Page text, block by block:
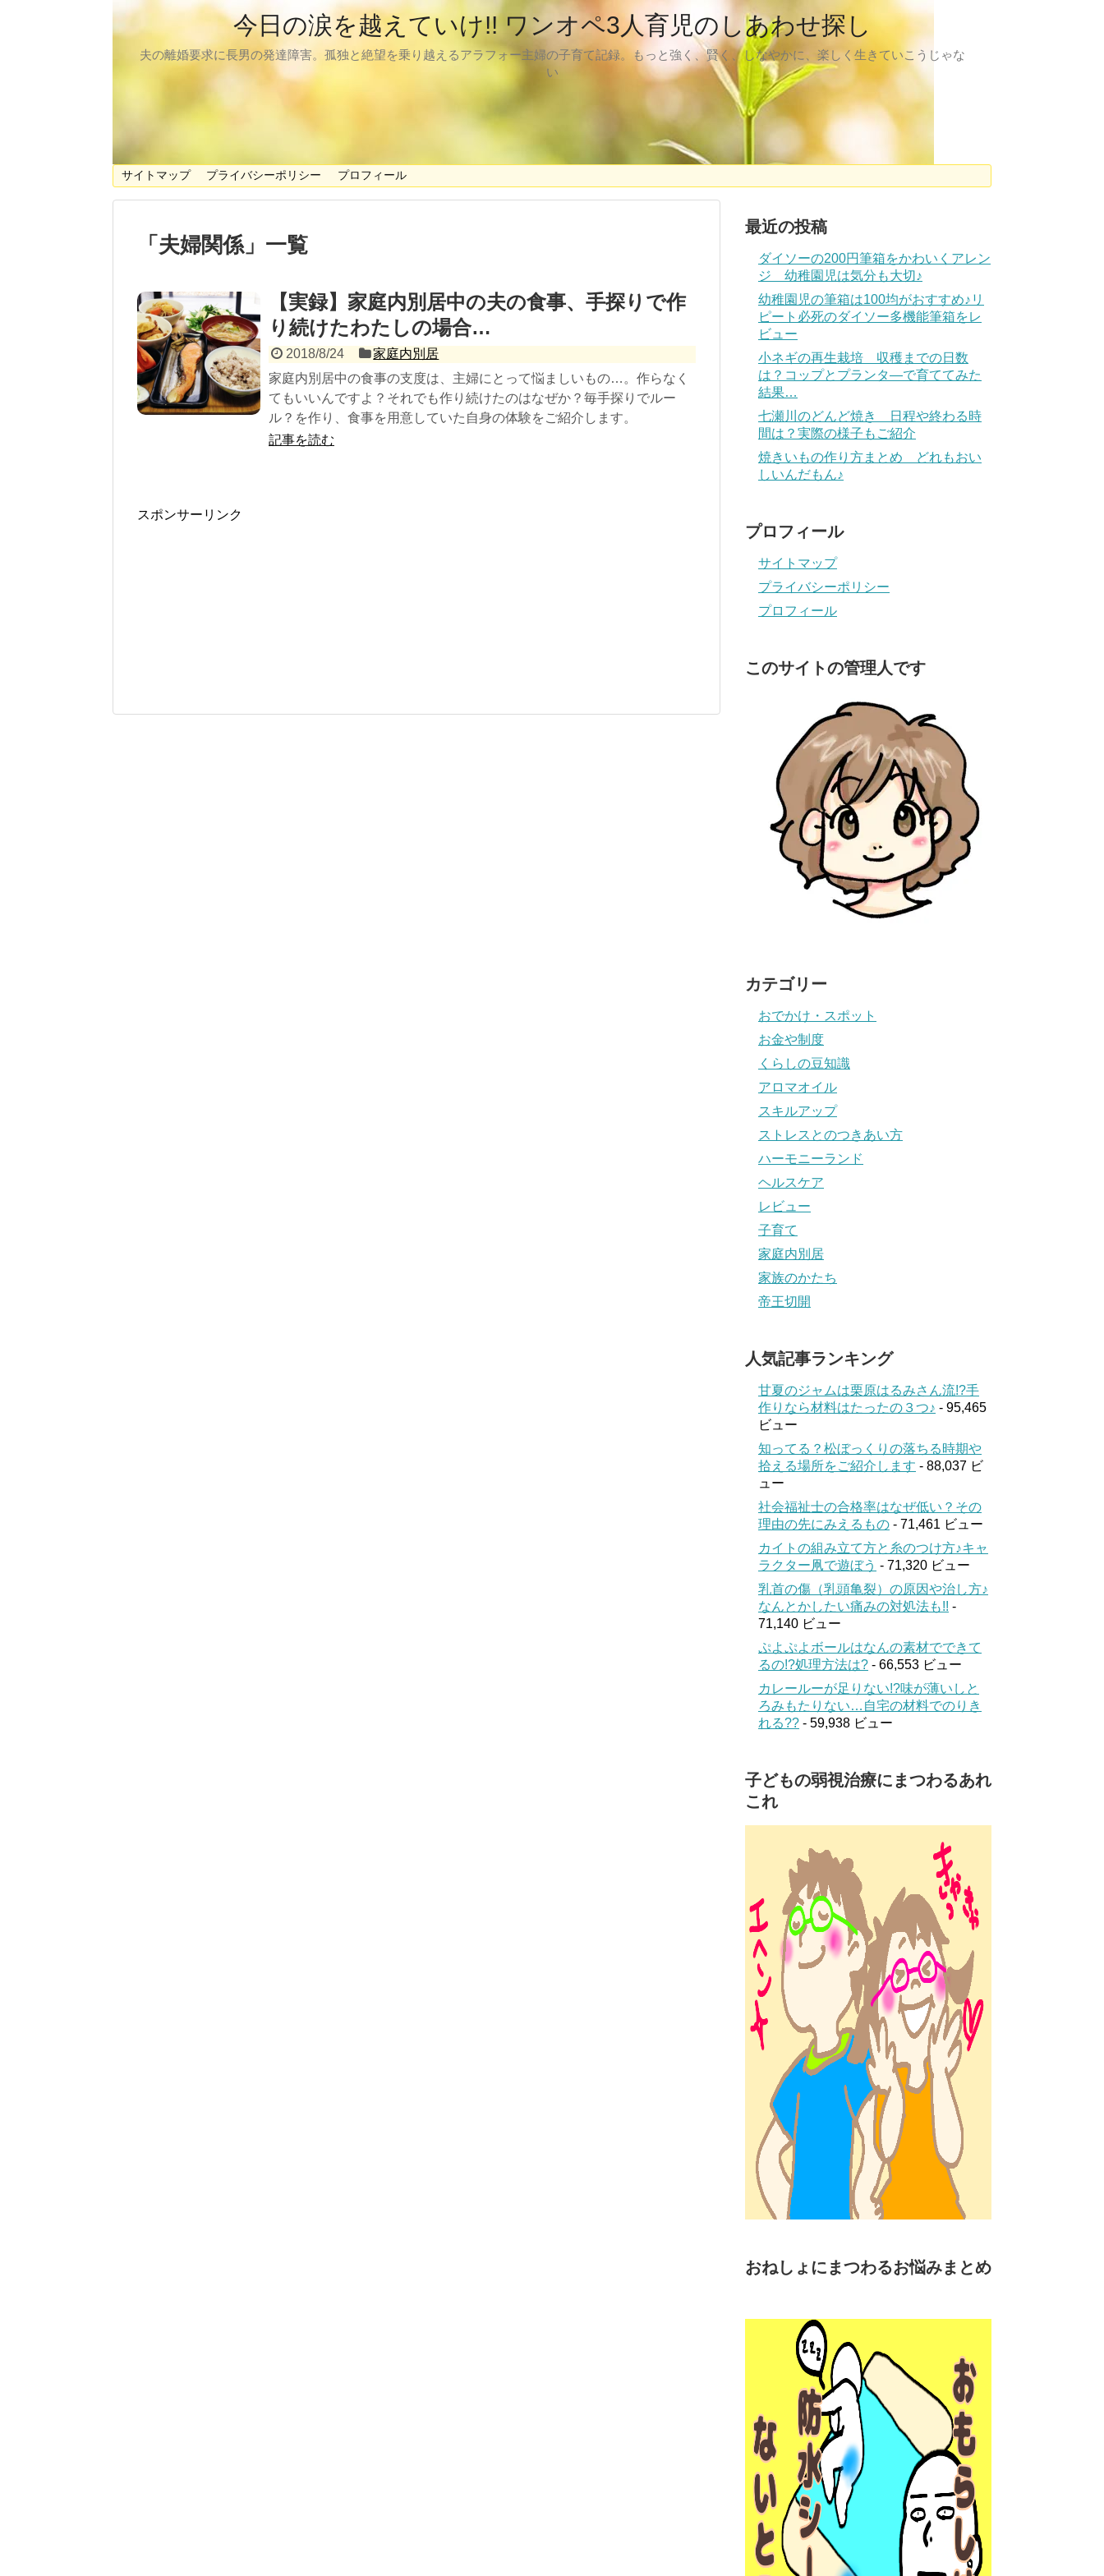
今日の涙を越えていけ!! ワンオペ3人育児のしあわせ探し
夫の離婚要求に長男の発達障害。孤独と絶望を乗り越えるアラフォー主婦の子育て記録。もっと強く、賢く、しなやかに、楽しく生きていこうじゃな
い
サイトマップ プライバシーポリシー プロフィール
「 夫婦関係 」 一覧
【実録】家庭内別居中の夫の食事、手探りで作
り続けたわたしの場合…
2018/8/24
家庭内別居
家庭内別居中の食事の支度は、主婦にとって悩ましいもの…。作らなく
てもいいんですよ？それでも作り続けたのはなぜか？毎手探りでルー
ル？を作り、食事を用意していた自身の体験をご紹介します。
記事を読む
スポンサーリンク
最近の投稿
ダイソーの200円筆箱をかわいくアレン
ジ 幼稚園児は気分も大切♪
幼稚園児の筆箱は100均がおすすめ♪リ
ピート必死のダイソー多機能筆箱をレ
ビュー
小ネギの再生栽培 収穫までの日数
は？コップとプランタ―で育ててみた
結果…
七瀬川のどんど焼き 日程や終わる時
間は？実際の様子もご紹介
焼きいもの作り方まとめ どれもおい
しいんだもん♪
プロフィール
サイトマップ
プライバシーポリシー
プロフィール
このサイトの管理人です
カテゴリー
おでかけ・スポット
お金や制度
くらしの豆知識
アロマオイル
スキルアップ
ストレスとのつきあい方
ハーモニーランド
ヘルスケア
レビュー
子育て
家庭内別居
家族のかたち
帝王切開
人気記事ランキング
甘夏のジャムは栗原はるみさん流!?手
作りなら材料はたったの３つ♪ - 95,465
ビュー
知ってる？松ぼっくりの落ちる時期や
拾える場所をご紹介します - 88,037 ビ
ュー
社会福祉士の合格率はなぜ低い？その
理由の先にみえるもの - 71,461 ビュー
カイトの組み立て方と糸のつけ方♪キャ
ラクター凧で遊ぼう - 71,320 ビュー
乳首の傷（乳頭亀裂）の原因や治し方♪
なんとかしたい痛みの対処法も!! -
71,140 ビュー
ぷよぷよボールはなんの素材でできて
るの!?処理方法は? - 66,553 ビュー
カレールーが足りない!?味が薄いしと
ろみもたりない…自宅の材料でのりき
れる?? - 59,938 ビュー
子どもの弱視治療にまつわるあれ
これ
おねしょにまつわるお悩みまとめ